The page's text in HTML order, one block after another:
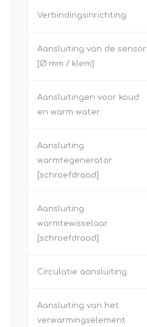
Verbindingsinrichting:
Aansluiting van de sensor
[Ø mm / klem]:
Aansluitingen voor koud
en warm water:
Aansluiting
warmtegenerator
[schroefdraad]:
Aansluiting
warmtewisselaar
[schroefdraad]:
Circulatie aansluiting:
Aansluiting van het
verwarmingselement